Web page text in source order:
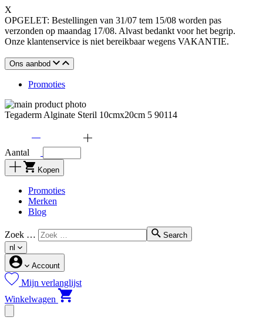
X
OPGELET: Bestellingen van 31/07 tem 15/08 worden pas
verzonden op maandag 17/08. Alvast bedankt voor het begrip.
Onze klantenservice is niet bereikbaar wegens VAKANTIE.
Ons aanbod
Promoties
Tegaderm Alginate Steril 10cmx20cm 5 90114
Aantal
Kopen
Promoties
Merken
Blog
Zoek …
Search
nl
Account
Mijn verlanglijst
Winkelwagen